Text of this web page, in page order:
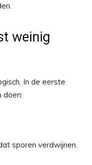
weinig
In de eerste
doen:
sporen verdwijnen.